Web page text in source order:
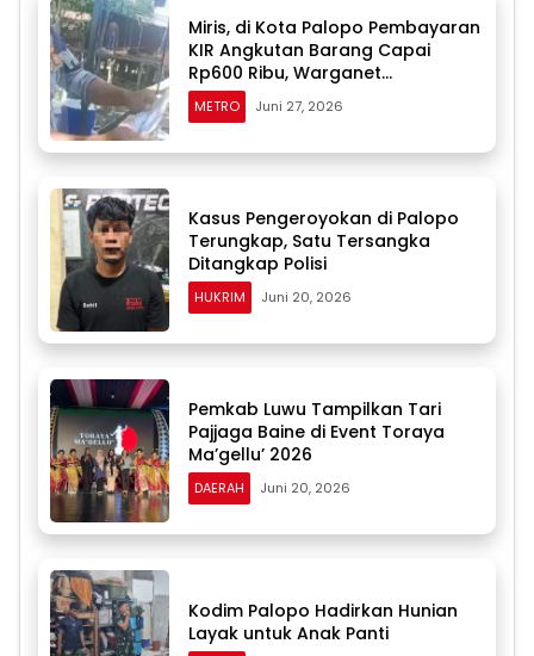
Miris, di Kota Palopo Pembayaran
KIR Angkutan Barang Capai
Rp600 Ribu, Warganet
Pertanyakan Dugaan Pungli
METRO Juni 27, 2026
Kasus Pengeroyokan di Palopo
Terungkap, Satu Tersangka
Ditangkap Polisi
HUKRIM Juni 20, 2026
Pemkab Luwu Tampilkan Tari
Pajjaga Baine di Event Toraya
Ma’gellu’ 2026
DAERAH Juni 20, 2026
Kodim Palopo Hadirkan Hunian
Layak untuk Anak Panti